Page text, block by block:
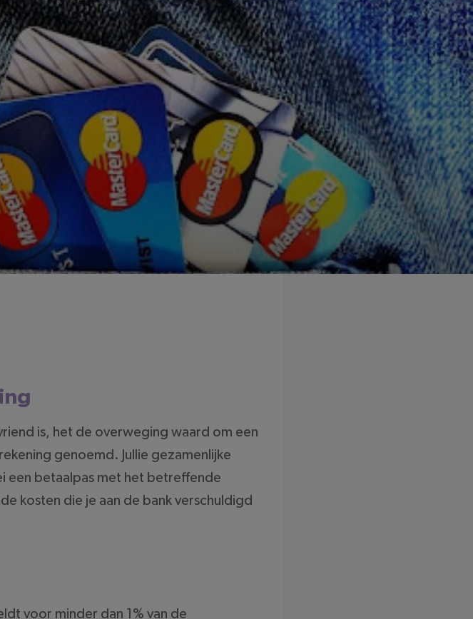
is, het de overweging waard om een
genoemd. Jullie gezamenlijke
een betaalpas met het betreffende
kosten die je aan de bank verschuldigd
voor minder dan 1% van de